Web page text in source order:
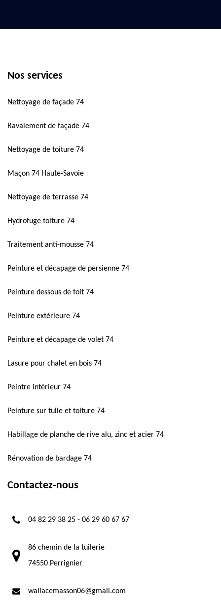
Nos services
Nettoyage de façade 74
Ravalement de façade 74
Nettoyage de toiture 74
Maçon 74 Haute-Savoie
Nettoyage de terrasse 74
Hydrofuge toiture 74
Traitement anti-mousse 74
Peinture et décapage de persienne 74
Peinture dessous de toit 74
Peinture extérieure 74
Peinture et décapage de volet 74
Lasure pour chalet en bois 74
Peintre intérieur 74
Peinture sur tuile et toiture 74
Habillage de planche de rive alu, zinc et acier 74
Rénovation de bardage 74
Contactez-nous
04 82 29 38 25 - 06 29 60 67 67
86 chemin de la tuilerie
74550 Perrignier
wallacemasson06@gmail.com